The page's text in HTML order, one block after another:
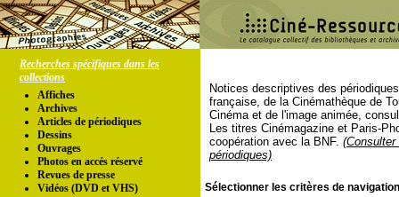
Recherches spécifiques dans les
collections
Affiches
Archives
Articles de périodiques
Dessins
Ouvrages
Photos en accés réservé
Revues de presse
Vidéos (DVD et VHS)
Notices descriptives des
française, de la Cinémathèque de
Cinéma et de l'image animée,
Les titres Cinémagazine et Paris-
coopération avec la BNF.
périodiques)
Sélectionner les critères de